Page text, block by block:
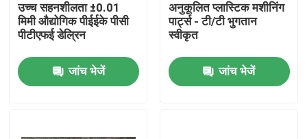
उच्च सहनशीलता ±0.01
मिमी औद्योगिक पीईईके पीसी
पीटीएफई डेल्रिन
जांच भेजें
अनुकूलित प्लास्टिक मशीनिंग
पार्ट्स - टी/टी भुगतान
स्वीकृत
जांच भेजें